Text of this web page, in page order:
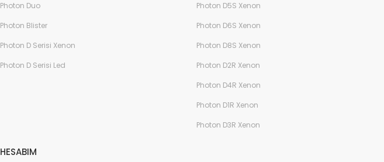
Photon Duo
Photon Blister
Photon D Serisi Xenon
Photon D Serisi Led
Photon D5S Xenon
Photon D6S Xenon
Photon D8S Xenon
Photon D2R Xenon
Photon D4R Xenon
Photon D1R Xenon
Photon D3R Xenon
HESABIM